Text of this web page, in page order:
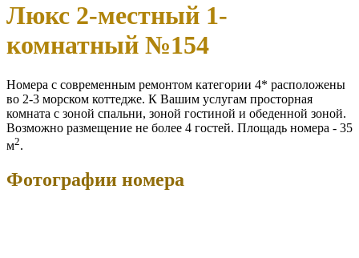
Люкс 2-местный 1-
комнатный №154
Номера с современным ремонтом категории 4* расположены
во 2-3 морском коттедже. К Вашим услугам просторная
комната с зоной спальни, зоной гостиной и обеденной зоной.
Возможно размещение не более 4 гостей. Площадь номера - 35
м2.
Фотографии номера